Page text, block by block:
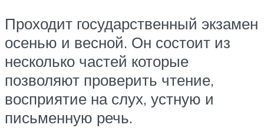
Проходит государственный экзамен
осенью и весной. Он состоит из
несколько частей которые
позволяют проверить чтение,
восприятие на слух, устную и
письменную речь.